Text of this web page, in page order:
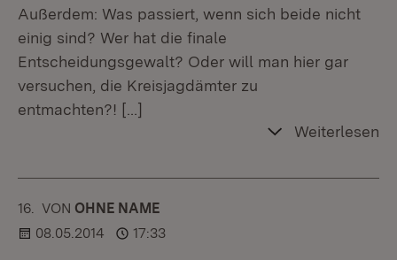
Außerdem: Was passiert, wenn sich beide nicht
einig sind? Wer hat die finale
Entscheidungsgewalt? Oder will man hier gar
versuchen, die Kreisjagdämter zu
entmachten?! […]
Weiterlesen
16. KOMMENTAR
VON :OHNE NAME
08.05.2014
17:33